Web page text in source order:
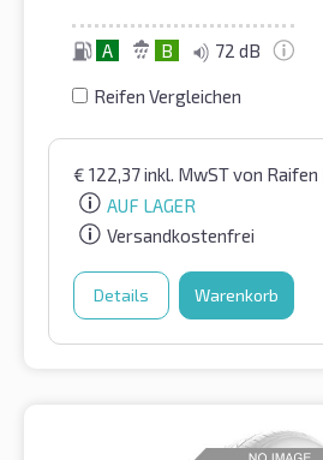
A B 72 dB
Reifen Vergleichen
€ 122,37inkl. MwSTvon Raifen
AUF LAGER
Versandkostenfrei
Details Warenkorb